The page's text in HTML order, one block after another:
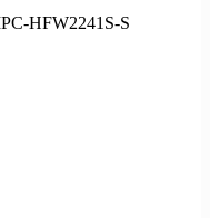
HFW2241S-S